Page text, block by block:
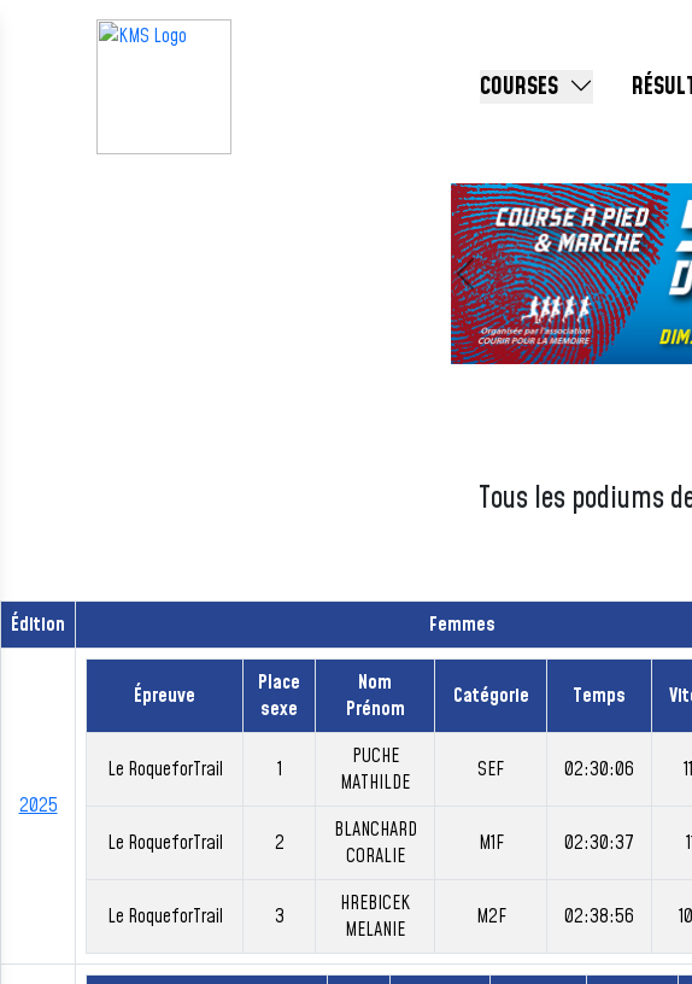
COURSES
Précédent
Tous les podiums
Édition Femmes
2025
Épreuve
Place
sexe
Nom
Prénom
Catégorie Temps
Le RoqueforTrail 1
PUCHE
MATHILDE
SEF 02:30:06
Le RoqueforTrail 2
BLANCHARD
CORALIE
M1F 02:30:37
Le RoqueforTrail 3
HREBICEK
MELANIE
M2F 02:38:56
Panneau de gestion des cookies